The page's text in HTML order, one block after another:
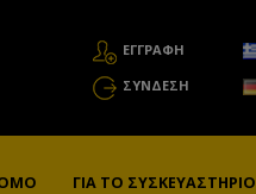
ΕΓΓΡΑΦΗ
ΣΎΝΔΕΣΗ
ΓΙΑ ΤΟ ΣΥΣΚΕΥΑΣΤΉΡΙΟ